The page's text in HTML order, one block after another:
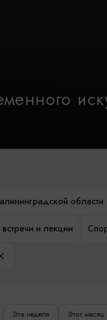
области
и лекции
Эта неделя Этот месяц